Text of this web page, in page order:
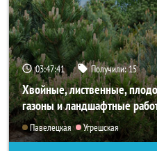
03:47:40 Получили:15
Хвойные, лиственные,
газоны и ландшафтные
Павелецкая Угрешская